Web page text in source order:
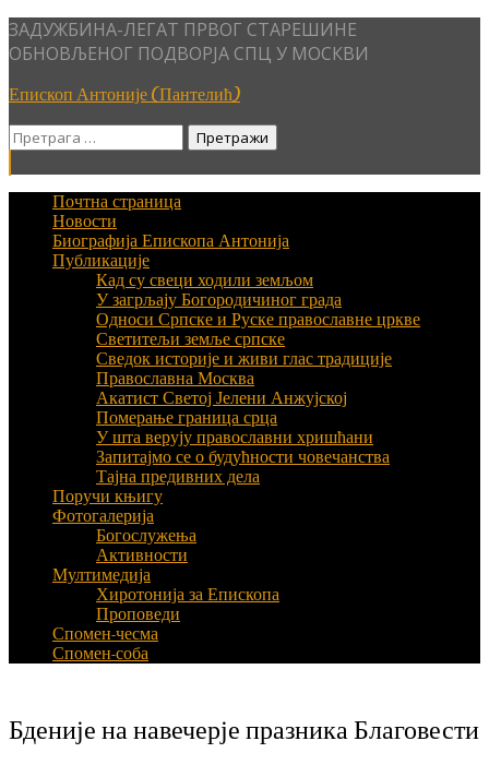
Skip
to
ЗАДУЖБИНА-ЛЕГАТ ПРВОГ СТАРЕШИНЕ
ОБНОВЉЕНОГ ПОДВОРЈА СПЦ У МОСКВИ
Епископ Антоније (Пантелић)
Претрага
Почтна страница
Новости
Биографија Епископа Антонија
Публикације
Кад су свеци ходили земљом
У загрљају Богородичиног града
Односи Српске и Руске православне цркве
Светитељи земље српске
Сведок историје и живи глас традиције
Православна Москва
Акатист Светој Јелени Анжујској
Померање граница срца
У шта верују православни хришћани
Запитајмо се о будућности човечанства
Тајна предивних дела
Поручи књигу
Фотогалерија
Богослужења
Активности
Мултимедија
Хиротонија за Епископа
Проповеди
Спомен-чесма
Спомен-соба
Бденије на навечерје празника Благовести